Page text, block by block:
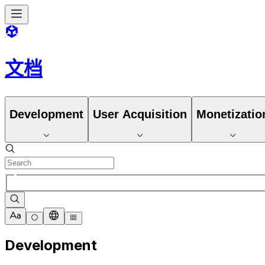
文档
Development User Acquisition
Development